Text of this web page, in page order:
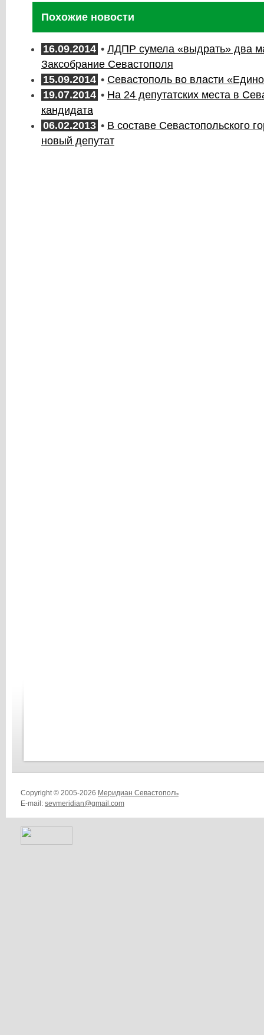
Похожие новости
16.09.2014 • ЛДПР сумела «выдрать» два
Заксобрание Севастополя
15.09.2014 • Севастополь во власти
19.07.2014 • На 24 депутатских места в
кандидата
06.02.2013 • В составе Севастопольского
новый депутат
Copyright © 2005-2026 Меридиан Севастополь
E-mail: sevmeridian@gmail.com